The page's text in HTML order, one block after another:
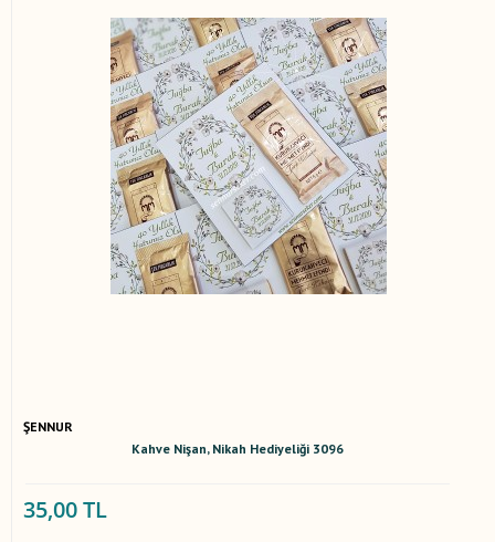
ŞENNUR
Kahve Nişan, Nikah Hediyeliği 3096
35,00 TL